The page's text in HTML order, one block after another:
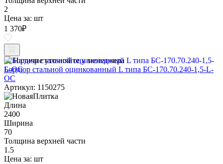
2
Цена за: шт
1 370₽
Наличие уточняйте у менеджера
Бордюр стальной оцинкованный L типа БС-170.70.240-1,5-L-
ОС
Артикул: 1150275
Длина
2400
Ширина
70
Толщина верхней части
1.5
Цена за: шт